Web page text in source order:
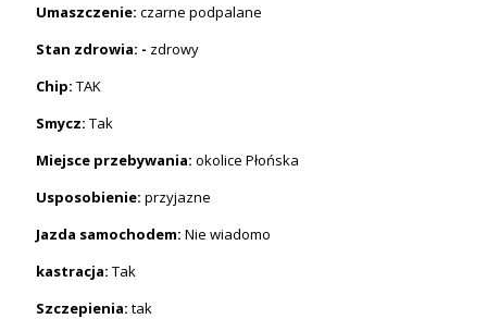
Umaszczenie: czarne podpalane
Stan zdrowia: - zdrowy
Chip: TAK
Smycz: Tak
Miejsce przebywania: okolice Płońska
Usposobienie: przyjazne
Jazda samochodem: Nie wiadomo
kastracja: Tak
Szczepienia: tak